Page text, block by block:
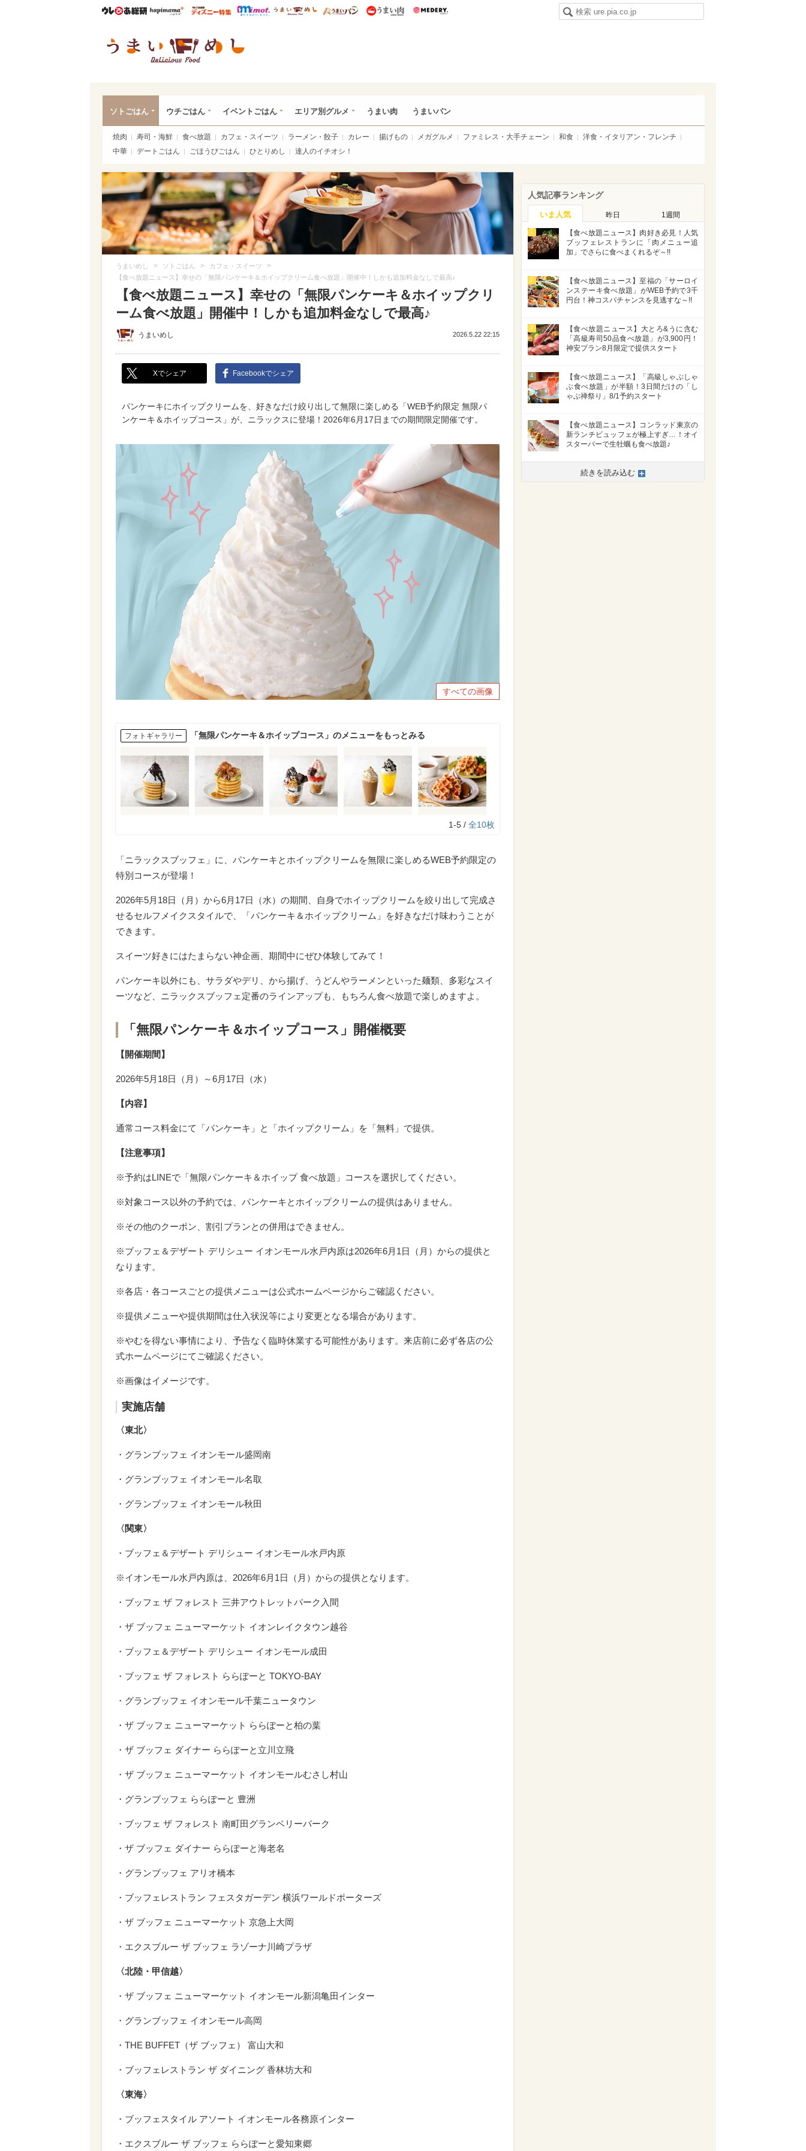
ウレぴあ総研ハピママ* ウレぴあ総研 ディズニー特集
mimot. うまいめし うまいパン うまい肉
ソトごはん ウチごはん イベントごはん エリア別グルメ うまい肉 うまいパン
焼肉 寿司・海鮮 食べ放題 カフェ・スイーツ ラーメン・餃子 カレー 揚げもの メガグルメ ファミレス・大手チェーン 和食
洋食・イタリアン・フレンチ
中華
デートごはん ごほうびごはん ひとりめし 達人のイチオシ！
うまいめし > ソトごはん > カフェ・スイーツ >
【食べ放題ニュース】幸せの「無限パンケーキ＆ホイップクリーム食べ放題」開催中！しかも追加料金なしで最高♪
【食べ放題ニュース】幸せの「無限パンケーキ＆ホイップクリ
ーム食べ放題」開催中！しかも追加料金なしで最高♪
うまいめし 2026.5.22 22:15
Xでシェア Facebookでシェア
パンケーキにホイップクリームを、好きなだけ絞り出して無限に楽しめる「WEB予約限定 無限パ
ンケーキ＆ホイップコース」が、ニラックスに登場！2026年6月17日までの期間限定開催です。
すべての画像
フォトギャラリー 「無限パンケーキ＆ホイップコース」のメニューをもっとみる
1-5 / 全10枚
「ニラックスブッフェ」に、パンケーキとホイップクリームを無限に楽しめるWEB予約限定の
特別コースが登場！
2026年5月18日（月）から6月17日（水）の期間、自身でホイップクリームを絞り出して完成さ
せるセルフメイクスタイルで、「パンケーキ＆ホイップクリーム」を好きなだけ味わうことが
できます。
スイーツ好きにはたまらない神企画、期間中にぜひ体験してみて！
パンケーキ以外にも、サラダやデリ、から揚げ、うどんやラーメンといった麺類、多彩なスイ
ーツなど、ニラックスブッフェ定番のラインアップも、もちろん食べ放題で楽しめますよ。
「無限パンケーキ＆ホイップコース」開催概要
【開催期間】
2026年5月18日（月）～6月17日（水）
【内容】
通常コース料金にて「パンケーキ」と「ホイップクリーム」を「無料」で提供。
【注意事項】
※予約はLINEで「無限パンケーキ＆ホイップ 食べ放題」コースを選択してください。
※対象コース以外の予約では、パンケーキとホイップクリームの提供はありません。
※その他のクーポン、割引プランとの併用はできません。
※ブッフェ＆デザート デリシュー イオンモール水戸内原は2026年6月1日（月）からの提供と
なります。
※各店・各コースごとの提供メニューは公式ホームページからご確認ください。
※提供メニューや提供期間は仕入状況等により変更となる場合があります。
※やむを得ない事情により、予告なく臨時休業する可能性があります。来店前に必ず各店の公
式ホームページにてご確認ください。
※画像はイメージです。
実施店舗
〈東北〉
・グランブッフェ イオンモール盛岡南
・グランブッフェ イオンモール名取
・グランブッフェ イオンモール秋田
〈関東〉
・ブッフェ＆デザート デリシュー イオンモール水戸内原
※イオンモール水戸内原は、2026年6月1日（月）からの提供となります。
・ブッフェ ザ フォレスト 三井アウトレットパーク入間
・ザ ブッフェ ニューマーケット イオンレイクタウン越谷
・ブッフェ＆デザート デリシュー イオンモール成田
・ブッフェ ザ フォレスト ららぽーと TOKYO-BAY
・グランブッフェ イオンモール千葉ニュータウン
・ザ ブッフェ ニューマーケット ららぽーと柏の葉
・ザ ブッフェ ダイナー ららぽーと立川立飛
・ザ ブッフェ ニューマーケット イオンモールむさし村山
・グランブッフェ ららぽーと 豊洲
・ブッフェ ザ フォレスト 南町田グランベリーパーク
・ザ ブッフェ ダイナー ららぽーと海老名
・グランブッフェ アリオ橋本
・ブッフェレストラン フェスタガーデン 横浜ワールドポーターズ
・ザ ブッフェ ニューマーケット 京急上大岡
・エクスブルー ザ ブッフェ ラゾーナ川崎プラザ
〈北陸・甲信越〉
・ザ ブッフェ ニューマーケット イオンモール新潟亀田インター
・グランブッフェ イオンモール高岡
・THE BUFFET（ザ ブッフェ） 富山大和
・ブッフェレストラン ザ ダイニング 香林坊大和
〈東海〉
・ブッフェスタイル アソート イオンモール各務原インター
・エクスブルー ザ ブッフェ ららぽーと愛知東郷
人気記事ランキング
いま人気 昨日 1週間
1
【食べ放題ニュース】肉好き必見！人気
ブッフェレストランに「肉メニュー追
加」でさらに食べまくれるぞ～!!
2
【食べ放題ニュース】至福の「サーロイ
ンステーキ食べ放題」がWEB予約で3千
円台！神コスパチャンスを見逃すな～!!
3
【食べ放題ニュース】大とろ&うに含む
「高級寿司50品食べ放題」が3,900円！
神安プラン8月限定で提供スタート
4
【食べ放題ニュース】「高級しゃぶしゃ
ぶ食べ放題」が半額！3日間だけの「し
ゃぶ禅祭り」8/1予約スタート
5
【食べ放題ニュース】コンラッド東京の
新ランチビュッフェが極上すぎ…！オイ
スターバーで生牡蠣も食べ放題♪
続きを読み込む